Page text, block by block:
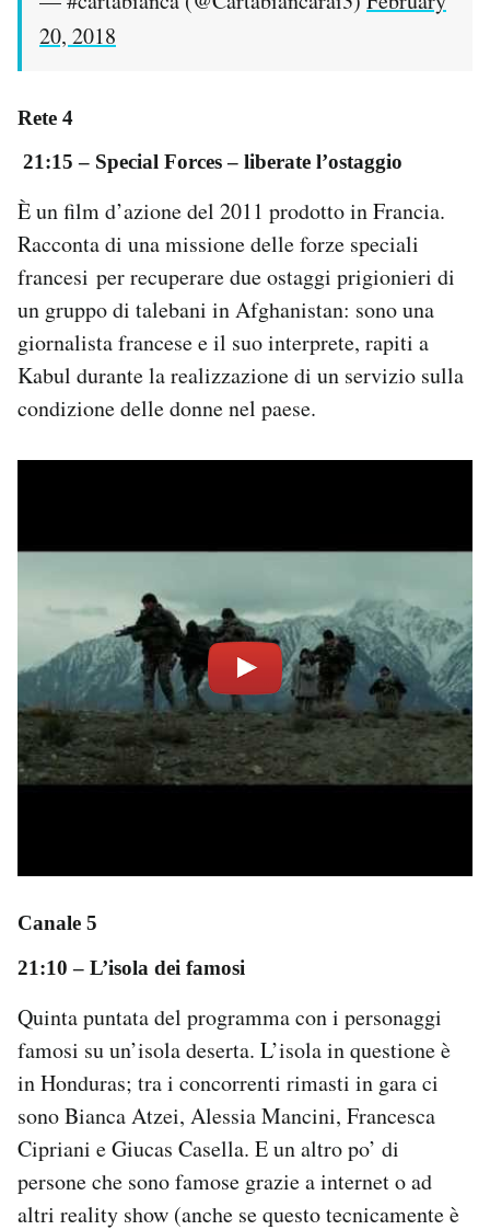
20, 2018
Rete 4
21:15 – Special Forces– liberate l’ostaggio
È un film d’azione del 2011 prodotto in Francia.
Racconta di una missione delle forze speciali
francesi per recuperare due ostaggi prigionieri di
un gruppo di talebani in Afghanistan: sono una
giornalista francese e il suo interprete, rapiti a
Kabul durante la realizzazione di un servizio sulla
condizione delle donne nel paese.
Canale 5
21:10 – L’isola dei famosi
Quinta puntata del programma con i personaggi
famosi su un’isola deserta. L’isola in questione è
in Honduras; tra i concorrenti rimasti in gara ci
sono Bianca Atzei, Alessia Mancini, Francesca
Cipriani e Giucas Casella. E un altro po’ di
persone che sono famose grazie a internet o ad
altri reality show (anche se questo tecnicamente è